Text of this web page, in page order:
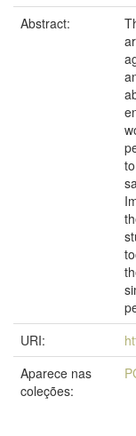
Abstract:
URI:
Aparece nas
coleções: